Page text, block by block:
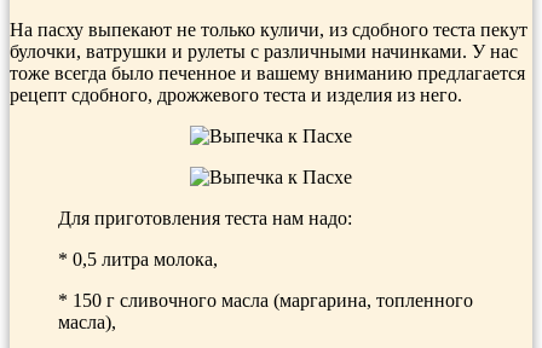
На пасху выпекают не только куличи, из сдобного теста пекут
булочки, ватрушки и рулеты с различными начинками. У нас
тоже всегда было печенное и вашему вниманию предлагается
рецепт сдобного, дрожжевого теста и изделия из него.
Для приготовления теста нам надо:
* 0,5 литра молока,
* 150 г сливочного масла (маргарина, топленного
масла),